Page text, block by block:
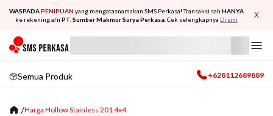
WASPADAPENIPUAN yang mengatasnamakan SMS Perkasa! Transaksi sah HANYA
ke rekening a/n PT. Sumber Makmur Surya Perkasa . Cek selengkapnya Di sini X
Semua Produk +628112689889
/Harga Hollow Stainless 201 4x4